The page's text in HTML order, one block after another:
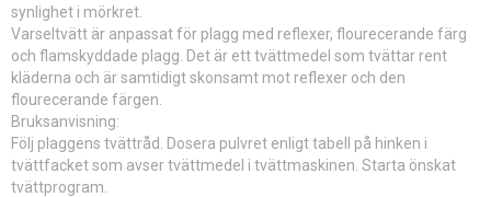
synlighet i mörkret.
Varseltvätt är anpassat för plagg med reflexer, flourecerande färg
och flamskyddade plagg. Det är ett tvättmedel som tvättar rent
kläderna och är samtidigt skonsamt mot reflexer och den
flourecerande färgen.
Bruksanvisning:
Följ plaggens tvättråd. Dosera pulvret enligt tabell på hinken i
tvättfacket som avser tvättmedel i tvättmaskinen. Starta önskat
tvättprogram.